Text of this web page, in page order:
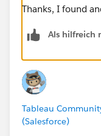
Thanks, I found
Als hilfreich
Tableau
(Salesforce)